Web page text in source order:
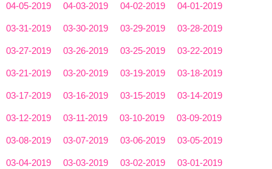
04-05-2019 04-03-2019 04-02-2019 04-01-2019
03-31-2019 03-30-2019 03-29-2019 03-28-2019
03-27-2019 03-26-2019 03-25-2019 03-22-2019
03-21-2019 03-20-2019 03-19-2019 03-18-2019
03-17-2019 03-16-2019 03-15-2019 03-14-2019
03-12-2019 03-11-2019 03-10-2019 03-09-2019
03-08-2019 03-07-2019 03-06-2019 03-05-2019
03-04-2019 03-03-2019 03-02-2019 03-01-2019